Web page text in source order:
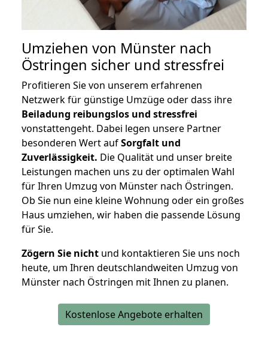
Umziehen von Münster nach
Östringen sicher und stressfrei
Profitieren Sie von unserem erfahrenen
Netzwerk für günstige Umzüge oder dass ihre
Beiladung reibungslos und stressfrei
vonstattengeht. Dabei legen unsere Partner
besonderen Wert aufSorgfalt und
Zuverlässigkeit. Die Qualität und unser breite
Leistungen machen uns zu der optimalen Wahl
für Ihren Umzug von Münster nach Östringen.
Ob Sie nun eine kleine Wohnung oder ein großes
Haus umziehen, wir haben die passende Lösung
für Sie.
Zögern Sie nicht und kontaktieren Sie uns noch
heute, um Ihren deutschlandweiten Umzug von
Münster nach Östringen mit Ihnen zu planen.
Kostenlose Angebote erhalten